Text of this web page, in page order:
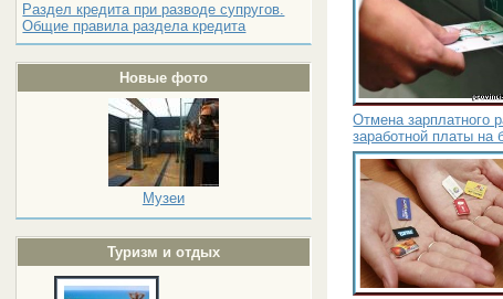
Раздел кредита при разводе супругов.
Общие правила раздела кредита
Новые фото
Музеи
Туризм и отдых
Отмена зарплатного
заработной платы на